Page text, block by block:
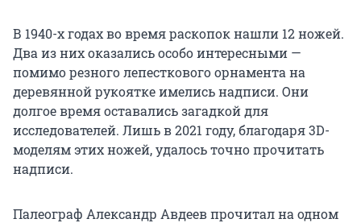
В 1940-х годах во время раскопок нашли 12 ножей.
Два из них оказались особо интересными —
помимо резного лепесткового орнамента на
деревянной рукоятке имелись надписи. Они
долгое время оставались загадкой для
исследователей. Лишь в 2021 году, благодаря 3D-
моделям этих ножей, удалось точно прочитать
надписи.
Палеограф Александр Авдеев прочитал на одном